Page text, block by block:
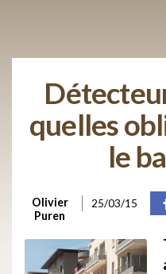
quelles
le
Olivier
Puren
25/03/15